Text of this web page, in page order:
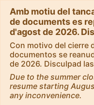
Amb motiu del
de documents es
d'agost de 2026.
Con motivo del cierre
documentos se
de 2026. Disculpad
Due to the summer
resume starting
any inconvenience.